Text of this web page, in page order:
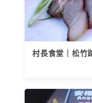
村長食堂｜松竹